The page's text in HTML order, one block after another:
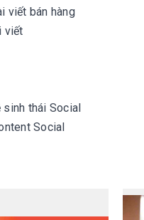
viết bán hàng
viết
sinh thái Social
Social